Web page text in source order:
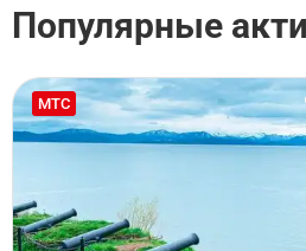
Популярные
МТС